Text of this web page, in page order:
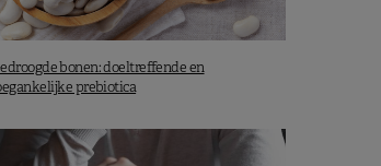
bonen: doeltreffende en
prebiotica